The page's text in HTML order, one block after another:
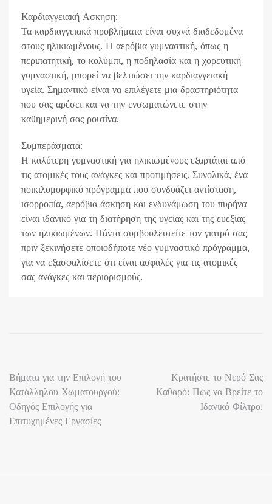
Καρδιαγγειακή Ασκηση:
Τα καρδιαγγειακά προβλήματα είναι συχνά διαδεδομένα
στους ηλικιωμένους. Η αερόβια γυμναστική, όπως η
περιπατητική, το κολύμπι, η ποδηλασία και η χορευτική
γυμναστική, μπορεί να βελτιώσει την καρδιαγγειακή
υγεία. Σημαντικό είναι να επιλέγετε μια δραστηριότητα
που σας αρέσει και να την ενσωματώνετε στην
καθημερινή σας ρουτίνα.
Συμπεράσματα:
Η καλύτερη γυμναστική για ηλικιωμένους εξαρτάται από
τις ατομικές τους ανάγκες και προτιμήσεις. Συνολικά, ένα
ποικιλομορφικό πρόγραμμα που συνδυάζει αντίσταση,
ισορροπία, αερόβια άσκηση και ενδυνάμωση του πυρήνα
είναι ιδανικό για τη διατήρηση της υγείας και της ευεξίας
των ηλικιωμένων. Πάντα συμβουλευτείτε τον γιατρό σας
πριν ξεκινήσετε οποιοδήποτε νέο γυμναστικό πρόγραμμα,
για να εξασφαλίσετε ότι είναι ασφαλές για τις ατομικές
σας ανάγκες και περιορισμούς.
Πλοήγηση
άρθρων
Βήματα για την Επιλογή του
Κατάλληλου Χωματουργού:
Οδηγός Επιλογής για
Επιτυχημένες Εργασίες
Κρατήστε το Νερό Σας
Καθαρό: Πώς να Βρείτε το
Ιδανικό Φίλτρο!